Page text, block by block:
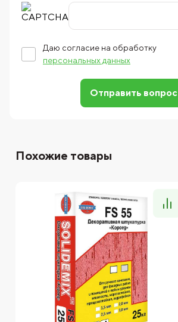
Даю согласие на обработку
персональных данных
Отправить вопрос
Похожие товары